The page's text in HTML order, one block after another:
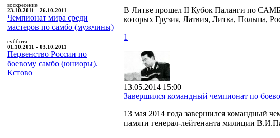
воскресение
23.10.2011 - 26.10.2011
Чемпионат мира среди
мастеров по самбо (мужчины)
суббота
01.10.2011 - 03.10.2011
Первенство России по
боевому самбо (юниоры).
Кстово
В Литве прошел II Кубок Паланги по
которых Грузия, Латвия, Литва, Польша,
1
13.05.2014 15:00
Завершился командный чемпионат по
13 мая 2014 года завершился командный
памяти генерал-лейтенанта милиции